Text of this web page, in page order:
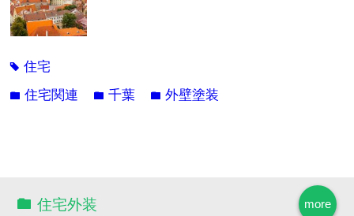
tag住宅
folder住宅関連 folder千葉 folder外壁塗装
more
住宅外装